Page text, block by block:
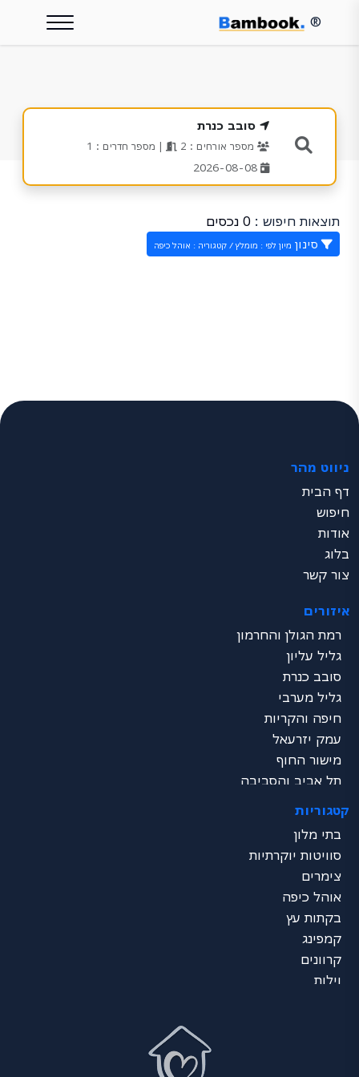
®
סובב כנרת
מספר אורחים : 2 | מספר חדרים : 1
תוצאות חיפוש : 0 נכסים
סינון מיון לפי : מומלץ / קטגוריה : אוהל כיפה
ניווט מהר
דף הבית
חיפוש
אודות
בלוג
צור קשר
איזורים
רמת הגולן והחרמון
גליל עליון
סובב כנרת
גליל מערבי
חיפה והקריות
עמק יזרעאל
מישור החוף
תל אביב והסביבה
דרום - ים המלח
נגב
ערבה
אילת
כל הצפון
מרכז הכל
דרום הכל
קטגוריות
בתי מלון
סוויטות יוקרתיות
צימרים
אוהל כיפה
בקתות עץ
קמפינג
קרוונים
וילות